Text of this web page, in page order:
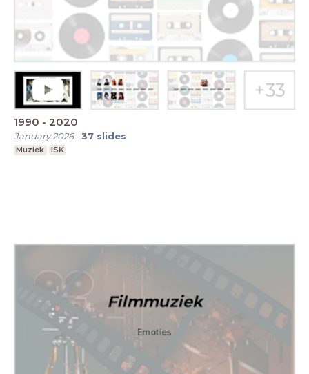
1990 - 2020
January 2026-37 slides
Muziek ISK